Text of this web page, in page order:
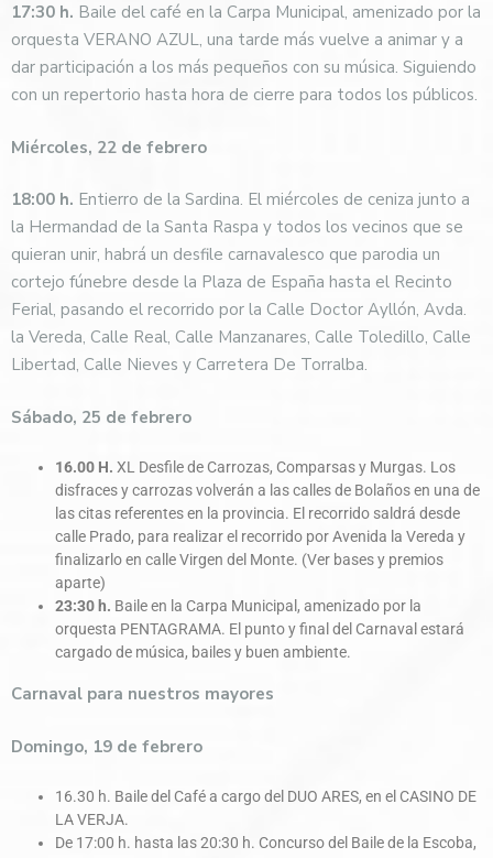
17:30 h. Baile del café en la Carpa Municipal, amenizado por la
orquesta VERANO AZUL, una tarde más vuelve a animar y a
dar participación a los más pequeños con su música. Siguiendo
con un repertorio hasta hora de cierre para todos los públicos.
Miércoles, 22 de febrero
18:00 h. Entierro de la Sardina. El miércoles de ceniza junto a
la Hermandad de la Santa Raspa y todos los vecinos que se
quieran unir, habrá un desfile carnavalesco que parodia un
cortejo fúnebre desde la Plaza de España hasta el Recinto
Ferial, pasando el recorrido por la Calle Doctor Ayllón, Avda.
la Vereda, Calle Real, Calle Manzanares, Calle Toledillo, Calle
Libertad, Calle Nieves y Carretera De Torralba.
Sábado, 25 de febrero
16.00 H. XL Desfile de Carrozas, Comparsas y Murgas. Los
disfraces y carrozas volverán a las calles de Bolaños en una de
las citas referentes en la provincia. El recorrido saldrá desde
calle Prado, para realizar el recorrido por Avenida la Vereda y
finalizarlo en calle Virgen del Monte. (Ver bases y premios
aparte)
23:30 h. Baile en la Carpa Municipal, amenizado por la
orquesta PENTAGRAMA. El punto y final del Carnaval estará
cargado de música, bailes y buen ambiente.
Carnaval para nuestros mayores
Domingo, 19 de febrero
16.30 h. Baile del Café a cargo del DUO ARES, en el CASINO DE
LA VERJA.
De 17:00 h. hasta las 20:30 h. Concurso del Baile de la Escoba,